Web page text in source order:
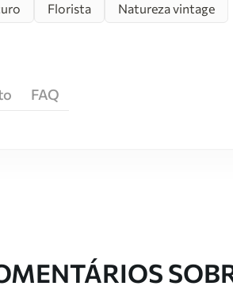
Florista
Natureza vintage
FAQ